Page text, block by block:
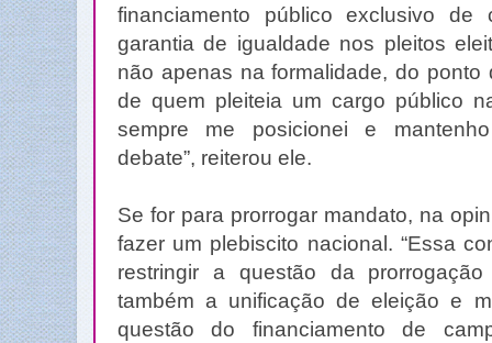
financiamento público exclusivo de
garantia de igualdade nos pleitos
não apenas na formalidade, do
de quem pleiteia um cargo público
sempre me posicionei e
debate”, reiterou ele.
Se for para prorrogar mandato, na
fazer um plebiscito nacional. “Essa
restringir a questão da
também a unificação de eleição e
questão do financiamento de